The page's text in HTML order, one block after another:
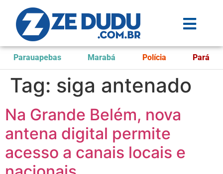
Parauapebas Marabá Polícia Pará
Tag: siga antenado
Na Grande Belém, nova
antena digital permite
acesso a canais locais e